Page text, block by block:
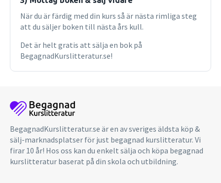
När du är färdig med din kurs så är nästa rimliga steg
att du säljer boken till nästa års kull.
Det är helt gratis att sälja en bok på
BegagnadKurslitteratur.se!
BegagnadKurslitteratur.se är en av sveriges äldsta köp &
sälj-marknadsplatser för just begagnad kurslitteratur. Vi
firar 10 år! Hos oss kan du enkelt sälja och köpa begagnad
kurslitteratur baserat på din skola och utbildning.